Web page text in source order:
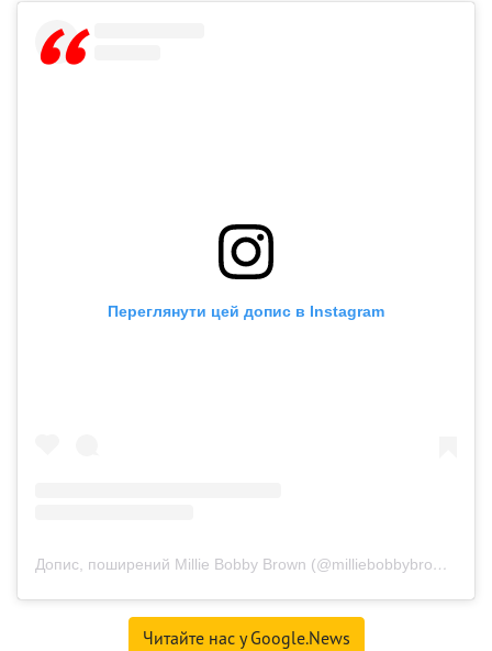
Переглянути цей допис в Instagram
Допис, поширений Millie Bobby Brown (@milliebobbybrown)
Читайте нас у Google.News